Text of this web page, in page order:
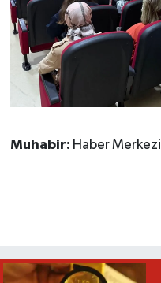
Muhabir: Haber Merkezi